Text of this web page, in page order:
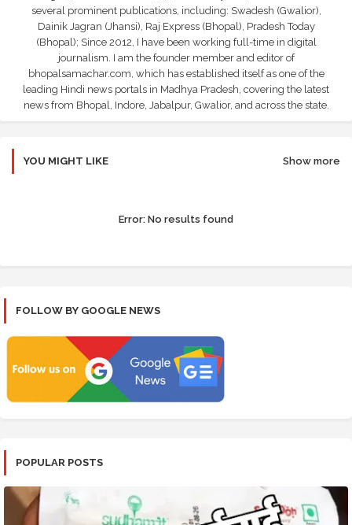
several prominent publications, including: Swadesh (Gwalior),
Dainik Jagran (Jhansi), Raj Express (Bhopal), Pradesh Today
(Bhopal); Since 2012, I have been working full-time in digital
journalism. I am the founder member and editor of
bhopalsamachar.com, which has established itself as one of the
leading Hindi news portals in Madhya Pradesh, covering the latest
news from Bhopal, Indore, Jabalpur, Gwalior, and across the state.
YOU MIGHT LIKE Show more
Error: No results found
FOLLOW BY GOOGLE NEWS
POPULAR POSTS